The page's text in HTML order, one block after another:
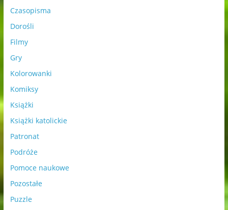
Czasopisma
Dorośli
Filmy
Gry
Kolorowanki
Komiksy
Książki
Książki katolickie
Patronat
Podróże
Pomoce naukowe
Pozostałe
Puzzle